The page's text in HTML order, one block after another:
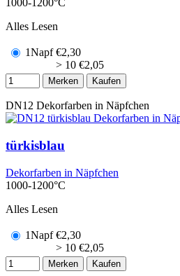
1000-1200°C
Alles Lesen
1Napf €2,30
> 10 €2,05
Merken Kaufen
DN12 Dekorfarben in Näpfchen
türkisblau
Dekorfarben in Näpfchen
1000-1200°C
Alles Lesen
1Napf €2,30
> 10 €2,05
Merken Kaufen